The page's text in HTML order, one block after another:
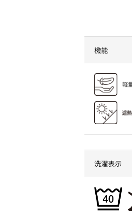
パンツ」
機能
洗濯表示